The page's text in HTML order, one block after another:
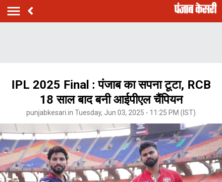
IPL 2025 Final : पंजाब का सपना टूटा, RCB
18 साल बाद बनी आईपीएल चैंपियन
punjabkesari.in Tuesday, Jun 03, 2025 - 11:25 PM (IST)